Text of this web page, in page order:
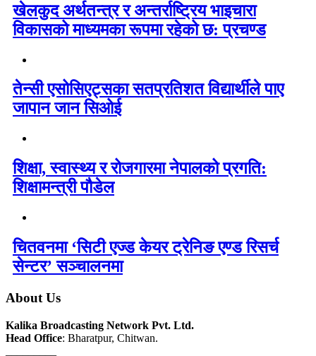
खेलकुद अर्थतन्त्र र अन्तर्राष्ट्रिय भाइचारा
विकासको माध्यमका रूपमा रहेको छ: प्रचण्ड
तेन्सी एसोसिएट्सका सतप्रतिशत विद्यार्थीले पाए
जापान जान सिओई
शिक्षा, स्वास्थ्य र रोजगारमा नेपालको प्रगति:
शिक्षामन्त्री पौडेल
चितवनमा ‘सिटी एज्ड केयर ट्रेनिङ एण्ड रिसर्च
सेन्टर’ सञ्चालनमा
About Us
Kalika Broadcasting Network Pvt. Ltd.
Head Office: Bharatpur, Chitwan.